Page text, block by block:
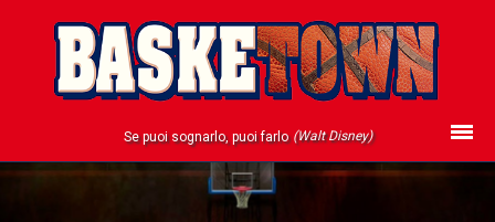
Se puoi sognarlo, puoi farlo (Walt Disney)